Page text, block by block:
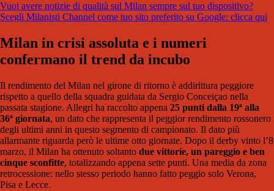
Vuoi avere notizie di qualità sul Milan sempre sul tuo dispositivo?
Scegli Milanisti Channel come tuo sito preferito su Google: clicca qui
Milan in crisi assoluta e i numeri
confermano il trend da incubo
Il rendimento del Milan nel girone di ritorno è addirittura peggiore
rispetto a quello della squadra guidata da Sergio Conceiçao nella
passata stagione. Allegri ha raccolto appena 25 punti dalla 19ª alla
36ª giornata, un dato che rappresenta il peggior rendimento rossonero
degli ultimi anni in questo segmento di campionato. Il dato più
allarmante riguarda però le ultime otto giornate. Dopo il derby vinto l’8
marzo, il Milan ha ottenuto soltanto due vittorie, un pareggio e ben
cinque sconfitte, totalizzando appena sette punti. Una media da zona
retrocessione: nello stesso periodo hanno fatto peggio solo Verona,
Pisa e Lecce.